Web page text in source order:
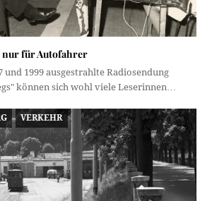
nur für Autofahrer
und 1999 ausgestrahlte Radiosendung
können sich wohl viele Leserinnen…
VERKEHR